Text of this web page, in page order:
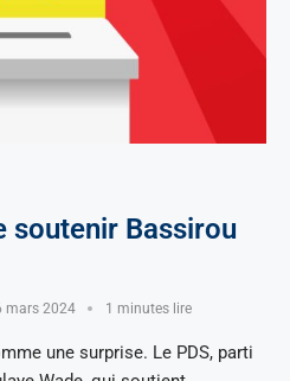
soutenir Bassirou
mars 2024 1 minutes lire
une surprise. Le PDS, parti